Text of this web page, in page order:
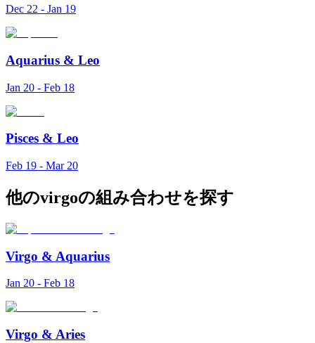
Dec 22 - Jan 19
Aquarius & Leo
Jan 20 - Feb 18
Pisces & Leo
Feb 19 - Mar 20
他のvirgoの組み合わせを探す
Virgo & Aquarius
Jan 20 - Feb 18
Virgo & Aries